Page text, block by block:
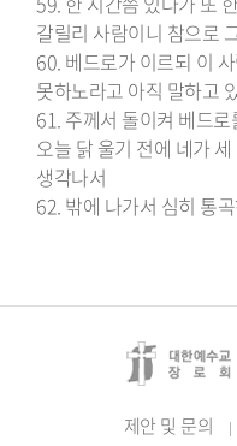
갈릴리 사람이니 참으로
60. 베드로가 이르되 이
못하노라고 아직 말하고
61. 주께서 돌이켜 베드
오늘 닭 울기 전에 네가
생각나서
62. 밖에 나가서 심히 통
제안 및 문의 |